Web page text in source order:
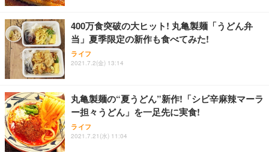
務用 おしゃれ パソコンチェア (ホワイト)
ANDWINT オフィスチェア デスクチェア 肘なし メ
ッシュ 通気性 ランバーサポート付き 腰サポート ガ
ス圧無段階昇降 360度回転 キャスター付き コンパク
【MiniLED/24.5inch/280Hz/FHD】GRAPHT THE S
HOOTER Gaming Monitor 24” Essential ゲーミン
グモニター QD 24.5インチ 1ms FHD 量子ドット 残
アイリスオーヤマ ペットシーツ 超厚型 お徳用 レギ
ュラー 200枚入【Amazon.co.jp限定】
400万食突破の大ヒット! 丸亀製麺「うどん弁
当」夏季限定の新作も食べてみた!
ライフ
2021.7.2(金) 13:14
丸亀製麺の“夏うどん”新作!「シビ辛麻辣マーラ
ー担々うどん」を一足先に実食!
ライフ
2021.7.21(水) 11:04